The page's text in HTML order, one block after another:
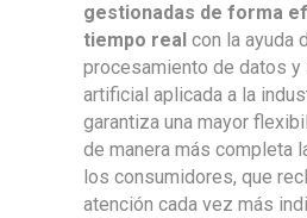
gestionadas de forma
tiempo real con la ayuda
procesamiento de datos y
artificial aplicada a la
garantiza una mayor
de manera más completa
los consumidores, que
atención cada vez más